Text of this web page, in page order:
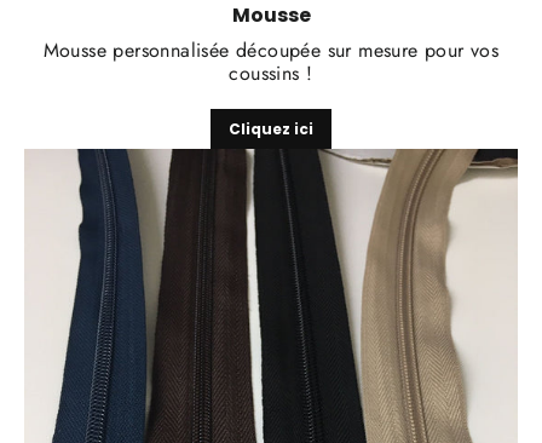
Mousse
Mousse personnalisée découpée sur mesure pour vos
coussins !
Cliquez ici